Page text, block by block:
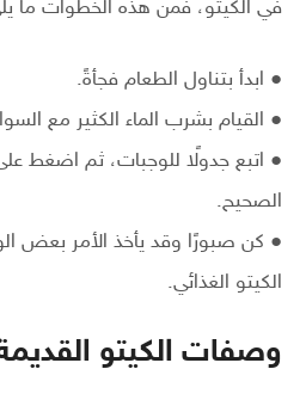
في الكيتو، فمن هذه الخطوات ما
● ابدأ بتناول الطعام فجأةً.
● القيام بشرب الماء الكثير مع
● اتبع جدولًا للوجبات، ثم اضغط على
الصحيح.
● كن صبورًا وقد يأخذ الأمر بعض
الكيتو الغذائي.
وصفات الكيتو